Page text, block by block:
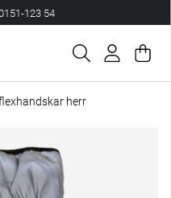
123 54
.
herr